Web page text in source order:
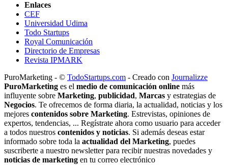
Enlaces
CEF
Universidad Udima
Todo Startups
Royal Comunicación
Directorio de Empresas
Revista IPMARK
PuroMarketing - © TodoStartups.com - Creado con Journalizze
PuroMarketing es el medio de comunicación online más
influyente sobre Marketing, publicidad, Marcas y estrategias de
Negocios. Te ofrecemos de forma diaria, la actualidad, noticias y los
mejores contenidos sobre Marketing. Estrevistas, opiniones de
expertos, tendencias, ... Regístrate ahora como usuario para acceder
a todos nuestros contenidos y noticias. Si además deseas estar
informado sobre toda la actualidad del Marketing, puedes
suscriberte a nuestro newsletter para recibir nuestras novedades y
noticias de marketing en tu correo electrónico